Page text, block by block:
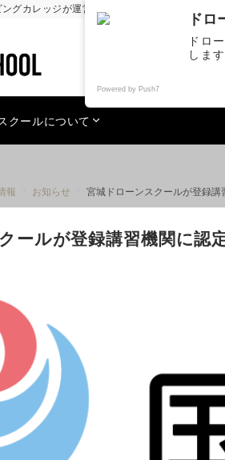
グカレッジが運営する国土交通省認定の登録
クールについて
報 お知らせ 宮城ドローンスクールが登録講
ールが登録講習機関に認
ド
ドロ
します
Powered by Push7